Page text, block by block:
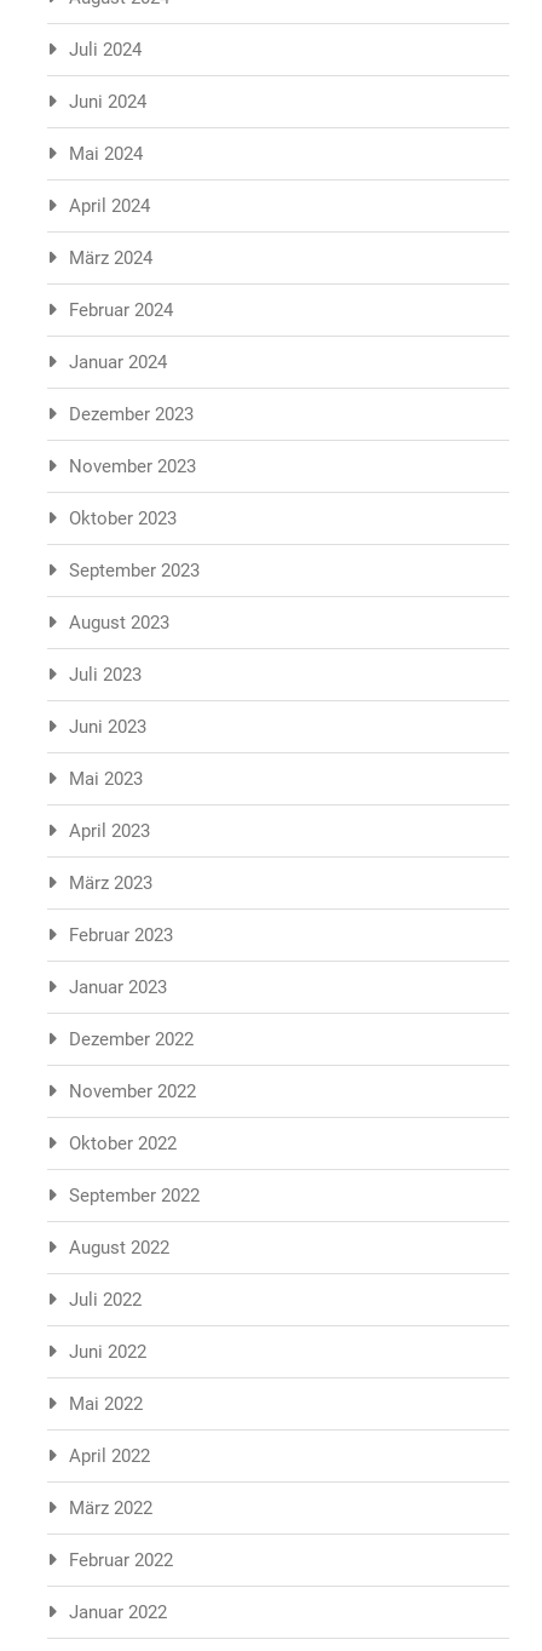
Juli 2024
Juni 2024
Mai 2024
April 2024
März 2024
Februar 2024
Januar 2024
Dezember 2023
November 2023
Oktober 2023
September 2023
August 2023
Juli 2023
Juni 2023
Mai 2023
April 2023
März 2023
Februar 2023
Januar 2023
Dezember 2022
November 2022
Oktober 2022
September 2022
August 2022
Juli 2022
Juni 2022
Mai 2022
April 2022
März 2022
Februar 2022
Januar 2022